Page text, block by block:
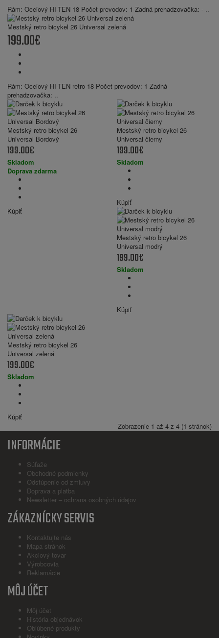
Rám: Oceľový HI-TEN 18 Počet prevodov: 1 Zadná prehadzovačka: - ..
Mestský retro bicykel 26 Universal zelená
199.00€
Rám: Oceľový HI-TEN retro 18 Počet prevodov: 1 Zadná
prehadzovačka: ..
Mestský retro bicykel 26
Universal Bordový
199.00€
Skladom
Doprava zdarma
Kúpiť
Mestský retro bicykel 26
Universal čierny
199.00€
Skladom
Kúpiť
Mestský retro bicykel 26
Universal modrý
199.00€
Skladom
Kúpiť
Mestský retro bicykel 26
Universal zelená
199.00€
Skladom
Kúpiť
Zobrazenie 1 až 4 z 4 (1 stránok)
INFORMÁCIE
Súťaže
Obchodné podmienky
Odstúpenie od zmluvy
Doprava a platba
Newsletter – ochrana osobných údajov
ZÁKAZNÍCKY SERVIS
Kontaktujte nás
Mapa stránok
Akciový tovar
Výrobcovia
Reklamácie
MÔJ ÚČET
Môj účet
História objednávok
Obľúbené produkty